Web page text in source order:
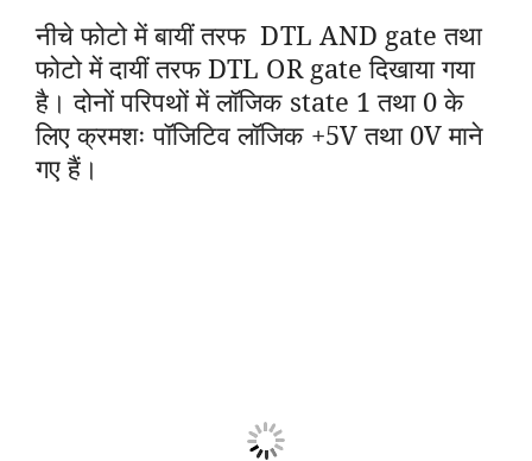
नीचे फोटो में बायीं तरफ DTL AND gate तथा
फोटो में दायीं तरफ DTL OR gate दिखाया गया
है । दोनों परिपथों में लॉजिक state 1 तथा 0 के
लिए क्रमशः पॉजिटिव लॉजिक +5V तथा 0V माने
गए हैं।